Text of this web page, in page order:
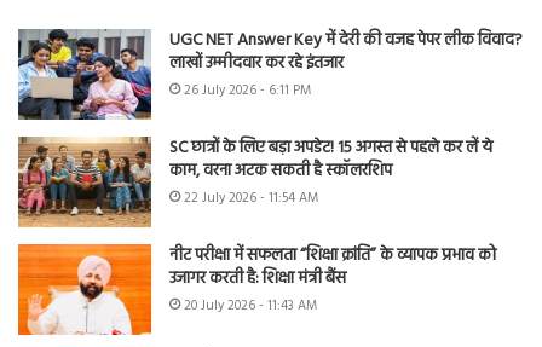
UGC NET Answer Key में देरी की वजह पेपर लीक विवाद?
लाखों उम्मीदवार कर रहे इंतजार
26 July 2026 - 6:11 PM
SC छात्रों के लिए बड़ा अपडेट! 15 अगस्त से पहले कर लें ये
काम, वरना अटक सकती है स्कॉलरशिप
22 July 2026 - 11:54 AM
नीट परीक्षा में सफलता “शिक्षा क्रांति” के व्यापक प्रभाव को
उजागर करती है: शिक्षा मंत्री बैंस
20 July 2026 - 11:43 AM